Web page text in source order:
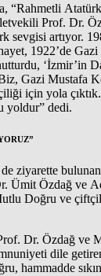
“Rahmetli
Prof. Dr.
sevgisi artıyor.
1922’de
‘İzmir’in
Gazi Mustafa
için yola çıktık.
yoldur” dedi.
ziyarette
Ümit Özdağ ve
Doğru ve
Dr. Özdağ ve
dile
hammadde